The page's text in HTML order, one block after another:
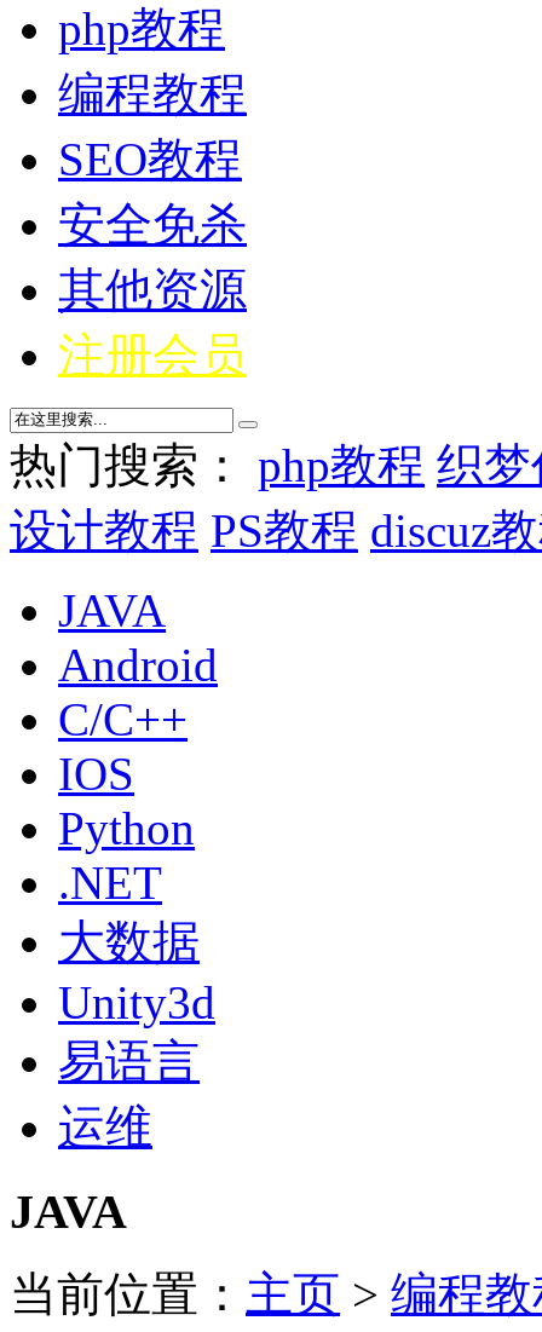
php教程
编程教程
SEO教程
安全免杀
其他资源
注册会员
热门搜索： php教程 织
设计教程 PS教程 discuz
JAVA
Android
C/C++
IOS
Python
.NET
大数据
Unity3d
易语言
运维
JAVA
当前位置： 主页 > 编程